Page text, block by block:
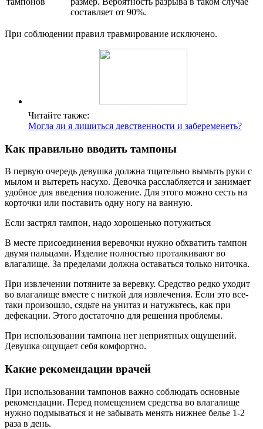
составляет от 90%.
При соблюдении правил травмирование исключено.
Читайте также:
Могла ли я лишиться девственности и забеременеть?
Как правильно вводить тампоны
В первую очередь девушка должна тщательно вымыть руки с
мылом и вытереть насухо. Девочка расслабляется и занимает
удобное для введения положение. Для этого можно сесть на
корточки или поставить одну ногу на ванную.
Если застрял тампон, надо хорошенько потужиться
В месте присоединения веревочки нужно обхватить тампон
двумя пальцами. Изделие полностью проталкивают во
влагалище. За пределами должна оставаться только ниточка.
При извлечении потяните за веревку. Средство редко уходит
во влагалище вместе с ниткой для извлечения. Если это все-
таки произошло, сядьте на унитаз и натужьтесь, как при
дефекации. Этого достаточно для решения проблемы.
При использовании тампона нет неприятных ощущений.
Девушка ощущает себя комфортно.
Какие рекомендации врачей
При использовании тампонов важно соблюдать основные
рекомендации. Перед помещением средства во влагалище
нужно подмываться и не забывать менять нижнее белье 1-2
раза в день.